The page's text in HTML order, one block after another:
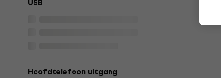
USB
Hoofdtelefoon uitgang